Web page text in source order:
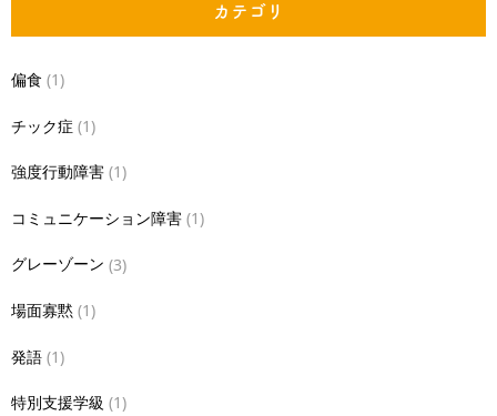
カテゴリ
偏食 (1)
チック症 (1)
強度行動障害 (1)
コミュニケーション障害 (1)
グレーゾーン (3)
場面寡黙 (1)
発語 (1)
特別支援学級 (1)